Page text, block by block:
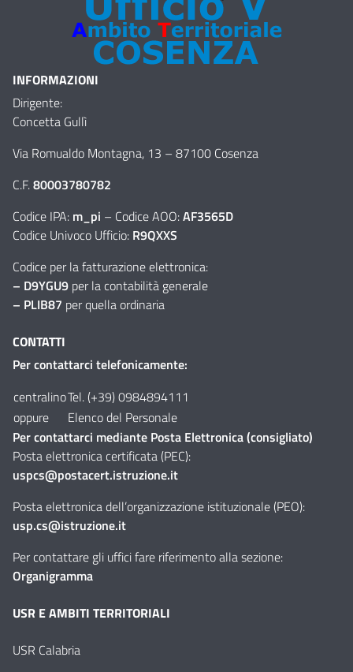
INFORMAZIONI
Dirigente:
Concetta Gullì
Via Romualdo Montagna, 13 – 87100 Cosenza
C.F.80003780782
Codice IPA: m_pi – Codice AOO:AF3565D
Codice Univoco Ufficio: R9QXXS
Codice per la fatturazione elettronica:
– D9YGU9 per la contabilità generale
– PLIB87 per quella ordinaria
CONTATTI
Per contattarci telefonicamente:
centralinoTel. (+39) 0984894111
oppure
Elenco del Personale
Per contattarci mediante Posta Elettronica (consigliato)
Posta elettronica certificata (PEC):
uspcs@postacert.istruzione.it
Posta elettronica dell’organizzazione istituzionale (PEO):
usp.cs@istruzione.it
Per contattare gli uffici fare riferimento alla sezione:
Organigramma
USR E AMBITI TERRITORIALI
USR Calabria